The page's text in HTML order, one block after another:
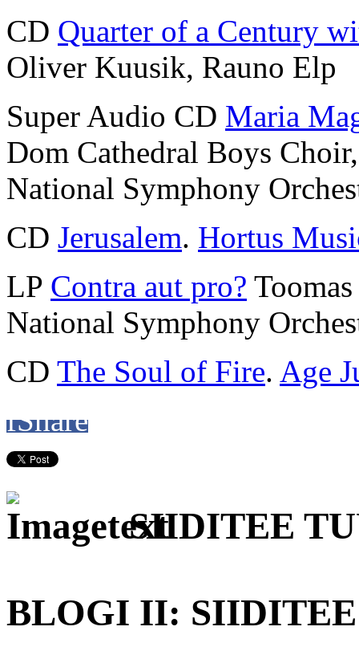
CD Quarter of a Century
Oliver Kuusik, Rauno Elp
Super Audio CD Maria
Dom Cathedral Boys
National Symphony
CD Jerusalem. Hortus
LP Contra aut pro?
National Symphony
CD The Soul of Fire. Age
fShare
SIIDITEE
BLOGI II: